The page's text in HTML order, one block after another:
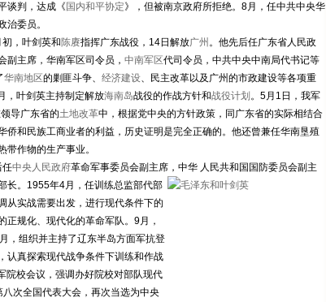
谈判，达成《 国内和平协定》，但被南京政府所拒绝。8月，任中共中央华
治委员。
，叶剑英和陈赓指挥广东战役，14日解放广州 。他先后任广东省人民政
副主席，华南军区司令员， 中南军区代司令员，中共中央中南局代书记等
华南地区的剿匪斗争、 经济建设、民主改革以及广州的市政建设等各项重
，叶剑英主持制定解放海南岛战役的作战方针和战役计划 。5月1日，我军
导广东省的土地改革中，根据党中央的方针政策，同广东省的实际相结合
侨和民族工商业者的利益，历史证明是完全正确的。他还曾兼任华南垦殖
带作物的生产事业。
任中央人民政府革命军事委员会副主席，中华 人民共和国国防委员会副主
长。1955年4月，任训练总监部代部
从实战需要出发，进行现代条件下的
正规化、现代化的革命军队。9月，
，组织并主持了辽东半岛方面军抗登
认真探索现代战争条件下训练和作战
院校会议，强调办好院校对部队现代
次全国代表大会，再次当选为中央